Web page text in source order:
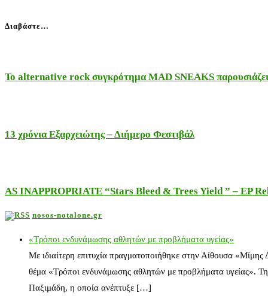
Διαβάστε…
Το alternative rock συγκρότημα MAD SNEAKS
13 χρόνια Εξαρχειώτης – Διήμερο Φεστιβάλ
AS INAPPROPRIATE “Stars Bleed & Trees Yield ” – EP
nosos-notalone.gr
«Τρόποι ενδυνάμωσης αθλητών με προβλήματα υγείας»
Με ιδιαίτερη επιτυχία πραγματοποιήθηκε στην Αίθουσα
θέμα «Τρόποι ενδυνάμωσης αθλητών με προβλήματα υγείας».
Παξιμάδη, η οποία ανέπτυξε […]